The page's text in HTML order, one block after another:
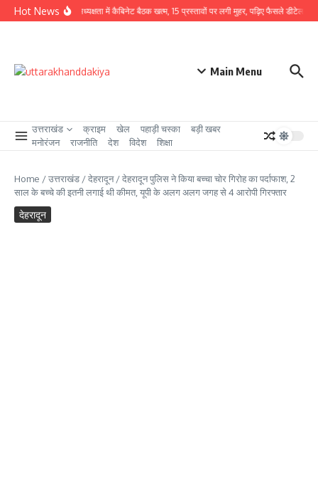
Skip to content
Hot News
CM धामी की अध्यक्षता में कैबिनेट बैठक खत्म, 15 प्रस्तावों पर लगी मुहर, पढ़िए फैसले डीटेल से
Main Menu
उत्तराखंड क्राइम खेल पहाड़ी चस्का
बड़ी खबर
मनोरंजन
राजनीति देश विदेश शिक्षा
Home /उत्तराखंड /देहरादून/देहरादून पुलिस ने किया बच्चा चोर गिरोह का पर्दाफाश, 2
साल के बच्चे की इतनी लगाई थी कीमत, यूपी के अलग अलग जगह से 4 आरोपी गिरफ्तार
देहरादून